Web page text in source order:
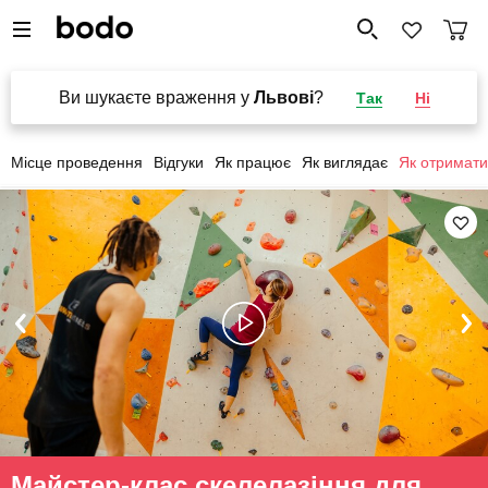
Ви шукаєте враження у Львові? Так Ні
Місце проведення Відгуки Як працює Як виглядає Як отримати